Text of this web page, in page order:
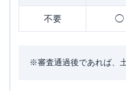
不要 ◯
※審査通過後であれば、